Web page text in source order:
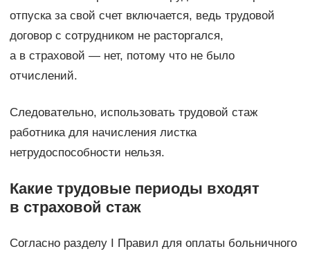
отпуска за свой счет включается, ведь трудовой
договор с сотрудником не расторгался,
а в страховой — нет, потому что не было
отчислений.
Следовательно, использовать трудовой стаж
работника для начисления листка
нетрудоспособности нельзя.
Какие трудовые периоды входят
в страховой стаж
Согласно разделу I Правил для оплаты больничного